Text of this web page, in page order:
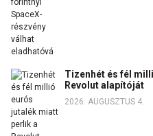
Tizenhét és fél
Revolut alapítóját
2026. AUGUSZTUS 4.